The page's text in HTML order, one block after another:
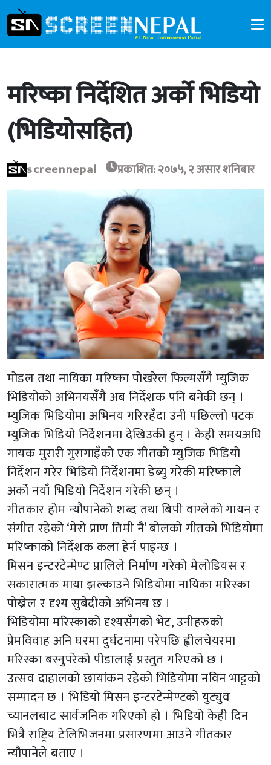
मरिष्का निर्देशित अर्को भिडियो
(भिडियोसहित)
screennepal प्रकाशित: २०७५, २ असार शनिबार
मोडल तथा नायिका मरिष्का पोखरेल फिल्मसँगै म्युजिक
भिडियोको अभिनयसँगै अब निर्देशक पनि बनेकी छन् ।
म्युजिक भिडियोमा अभिनय गरिरहँदा उनी पछिल्लो पटक
म्युजिक भिडियो निर्देशनमा देखिउकी हुन् । केही समयअघि
गायक मुरारी गुरागाइँको एक गीतको म्युजिक भिडियो
निर्देशन गरेर भिडियो निर्देशनमा डेब्यु गरेकी मरिष्काले
अर्को नयाँ भिडियो निर्देशन गरेकी छन् ।
गीतकार होम न्यौपानेको शब्द तथा बिपी वाग्लेको गायन र
संगीत रहेको ‘मेरो प्राण तिमी नै’ बोलको गीतको भिडियोमा
मरिष्काको निर्देशक कला हेर्न पाइन्छ ।
मिसन इन्टरटेन्मेण्ट प्रालिले निर्माण गरेको मेलोडियस र
सकारात्मक माया झल्काउने भिडियोमा नायिका मरिस्का
पोख्रेल र दृश्य सुबेदीको अभिनय छ ।
भिडियोमा मरिस्काको दृश्यसँगको भेट, उनीहरुको
प्रेमविवाह अनि घरमा दुर्घटनामा परेपछि ह्वीलचेयरमा
मरिस्का बस्नुपरेको पीडालाई प्रस्तुत गरिएको छ ।
उत्सव दाहालको छायांकन रहेको भिडियोमा नविन भाट्टको
सम्पादन छ । भिडियो मिसन इन्टरटेन्मेण्टको युट्युव
च्यानलबाट सार्वजनिक गरिएको हो । भिडियो केही दिन
भित्रै राष्ट्रिय टेलिभिजनमा प्रसारणमा आउने गीतकार
न्यौपानेले बताए ।